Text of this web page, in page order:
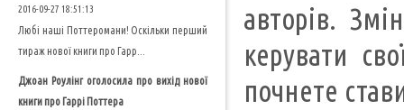
авторів.
керувати
почнете
2016-09-27 18:51:13
Любі наші Поттеромани! Оскільки перший
тираж нової книги про Гарр...
Джоан Роулінг оголосила про вихід нової
книги про Гаррі Поттера